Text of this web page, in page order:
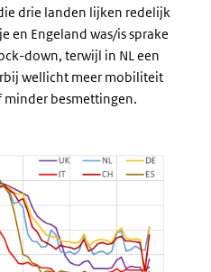
drie landen lijken redelijk
en Engeland was/is sprake
down, terwijl in NL een
wellicht meer mobiliteit
minder besmettingen.